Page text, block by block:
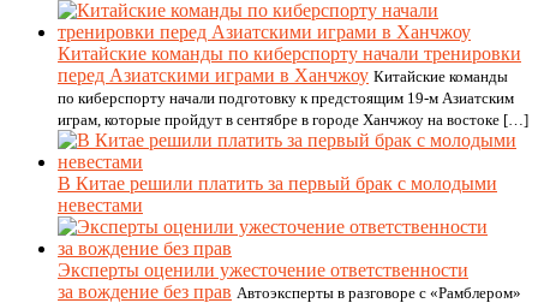
Китайские команды по киберспорту начали тренировки
перед Азиатскими играми в Ханчжоу Китайские команды
по киберспорту начали подготовку к предстоящим 19-м Азиатским
играм, которые пройдут в сентябре в городе Ханчжоу на востоке […]
В Китае решили платить за первый брак с молодыми
невестами
Эксперты оценили ужесточение ответственности
за вождение без прав Автоэксперты в разговоре с «Рамблером»